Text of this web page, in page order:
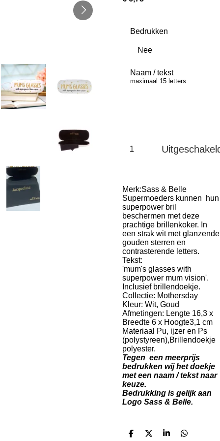
Bedrukken
Naam / tekst
maximaal 15 letters
Merk:Sass & Belle
Supermoeders kunnen hun
superpower bril
beschermen met deze
prachtige brillenkoker. In
een strak wit met glanzende
gouden sterren en
contrasterende letters.
Tekst:
'mum's glasses with
superpower mum vision'.
Inclusief brillendoekje.
Collectie: Mothersday
Kleur: Wit, Goud
Afmetingen: Lengte 16,3 x
Breedte 6 x Hoogte3,1 cm
Materiaal Pu, ijzer en Ps
(polystyreen),Brillendoekje
polyester.
Tegen een meerprijs
bedrukken wij het doekje
met een naam / tekst naar
keuze.
Bedrukking is gelijk aan
Logo Sass & Belle.
D
D
S
D